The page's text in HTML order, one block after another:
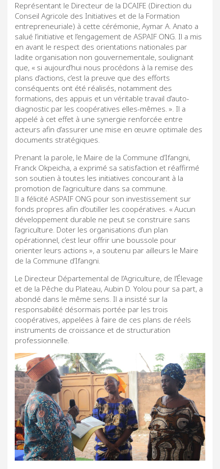
Représentant le Directeur de la DCAIFE (Direction du
Conseil Agricole des Initiatives et de la Formation
entrepreneuriale) à cette cérémonie, Aymar A. Anato a
salué l’initiative et l’engagement de ASPAIF ONG. Il a mis
en avant le respect des orientations nationales par
ladite organisation non gouvernementale, soulignant
que, « si aujourd’hui nous procédons à la remise des
plans d’actions, c’est la preuve que des efforts
conséquents ont été réalisés, notamment des
formations, des appuis et un véritable travail d’auto-
diagnostic par les coopératives elles-mêmes. ». Il a
appelé à cet effet à une synergie renforcée entre
acteurs afin d’assurer une mise en œuvre optimale des
documents stratégiques.
Prenant la parole, le Maire de la Commune d’Ifangni,
Franck Okpeicha, a exprimé sa satisfaction et réaffirmé
son soutien à toutes les initiatives concourant à la
promotion de l’agriculture dans sa commune.
Il a félicité ASPAIF ONG pour son investissement sur
fonds propres afin d’outiller les coopératives. « Aucun
développement durable ne peut se construire sans
l’agriculture. Doter les organisations d’un plan
opérationnel, c’est leur offrir une boussole pour
orienter leurs actions », a soutenu par ailleurs le Maire
de la Commune d’Ifangni.
Le Directeur Départemental de l’Agriculture, de l’Élevage
et de la Pêche du Plateau, Aubin D. Yolou pour sa part, a
abondé dans le même sens. Il a insisté sur la
responsabilité désormais portée par les trois
coopératives, appelées à faire de ces plans de réels
instruments de croissance et de structuration
professionnelle.